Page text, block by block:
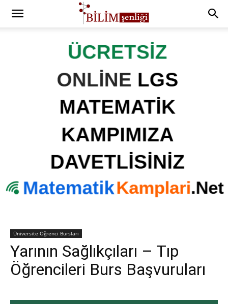
Üniversite Öğrenci Bursları
Yarının Sağlıkçıları – Tıp
Öğrencileri Burs Başvuruları